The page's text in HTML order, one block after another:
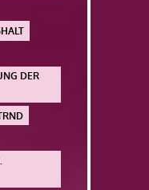
DER